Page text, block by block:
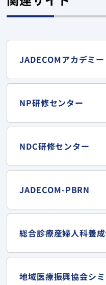
JADECOMアカデミー
NP研修センター
NDC研修センター
JADECOM-PBRN
総合診療産婦人科養
地域医療振興協会シ